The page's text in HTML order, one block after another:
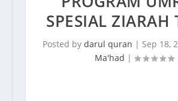
SPESIAL ZIARAH
Posted by darul quran | Sep 18,
Ma'had |